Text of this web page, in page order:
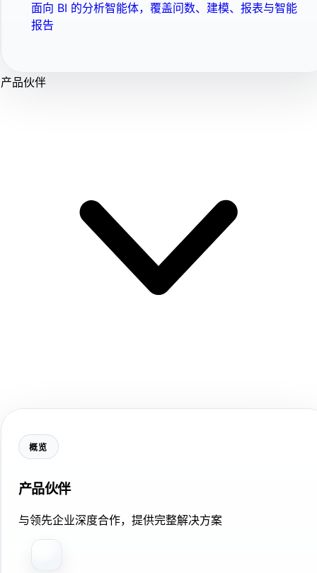
面向 BI 的分析智能体，覆盖问数、建模、报表与智能
报告
产品伙伴
概览
产品伙伴
与领先企业深度合作，提供完整解决方案